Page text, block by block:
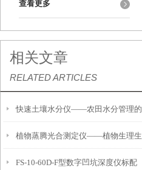
查看更多
相关文章
RELATED ARTICLES
快速土壤水分仪——农田水分管理的
便携式检测工具
植物蒸腾光合测定仪——植物生理生
态的实时监测设备
FS-10-60D-F型数字凹坑深度仪标配